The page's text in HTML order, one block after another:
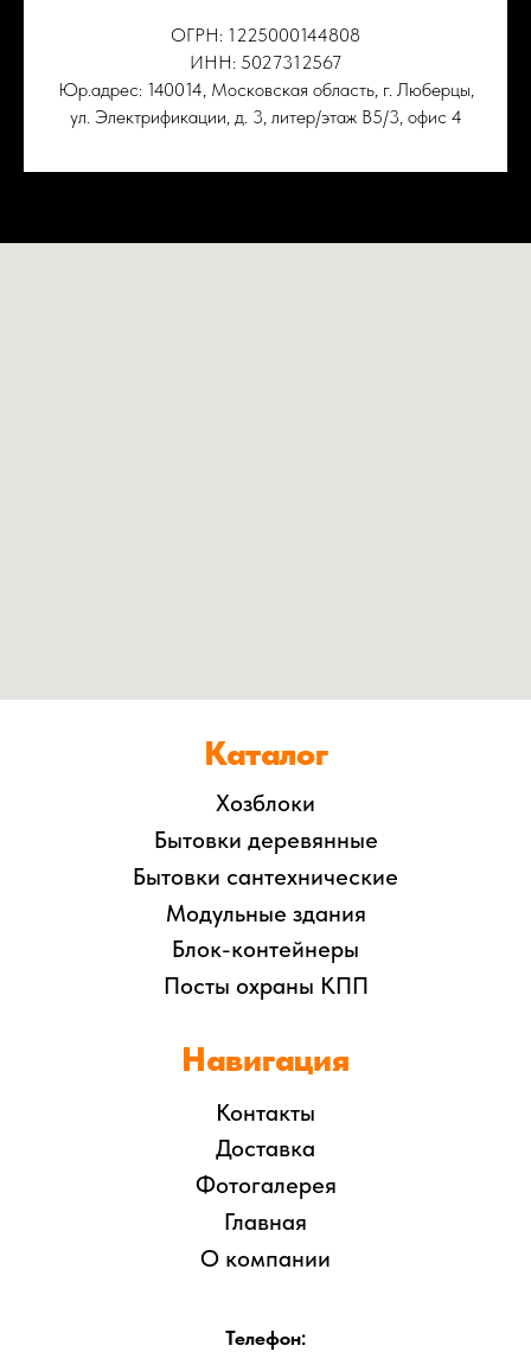
ОГРН: 1225000144808
ИНН: 5027312567
Юр.адрес: 140014, Московская область, г. Люберцы,
ул. Электрификации, д. 3, литер/этаж В5/3, офис 4